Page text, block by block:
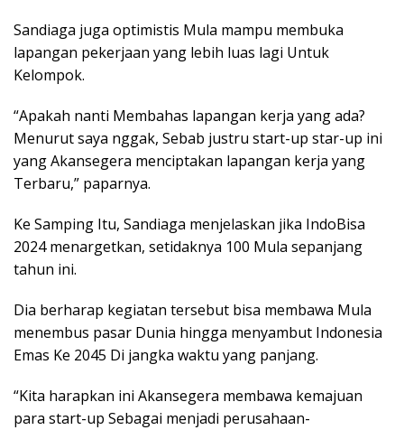
Sandiaga juga optimistis Mula mampu membuka
lapangan pekerjaan yang lebih luas lagi Untuk
Kelompok.
“Apakah nanti Membahas lapangan kerja yang ada?
Menurut saya nggak, Sebab justru start-up star-up ini
yang Akansegera menciptakan lapangan kerja yang
Terbaru,” paparnya.
Ke Samping Itu, Sandiaga menjelaskan jika IndoBisa
2024 menargetkan, setidaknya 100 Mula sepanjang
tahun ini.
Dia berharap kegiatan tersebut bisa membawa Mula
menembus pasar Dunia hingga menyambut Indonesia
Emas Ke 2045 Di jangka waktu yang panjang.
“Kita harapkan ini Akansegera membawa kemajuan
para start-up Sebagai menjadi perusahaan-